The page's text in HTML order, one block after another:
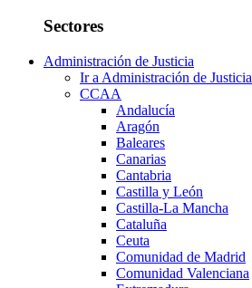
Sectores
Administración de Justicia
Ir a Administración de Justicia
CCAA
Andalucía
Aragón
Baleares
Canarias
Cantabria
Castilla y León
Castilla-La Mancha
Cataluña
Ceuta
Comunidad de Madrid
Comunidad Valenciana